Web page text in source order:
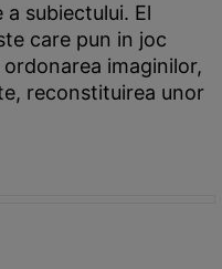
subiectului. El
care pun in joc
imaginilor,
reconstituirea unor